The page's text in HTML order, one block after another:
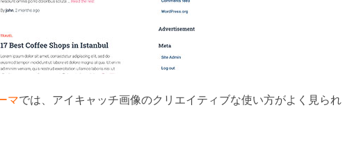
マでは、アイキャッチ画像のクリエイティブな使い方がよく見られ